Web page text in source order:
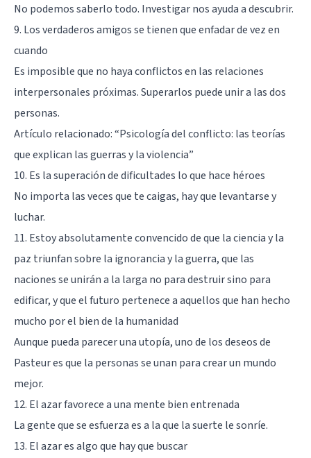
No podemos saberlo todo. Investigar nos ayuda a descubrir.
9. Los verdaderos amigos se tienen que enfadar de vez en
cuando
Es imposible que no haya conflictos en las relaciones
interpersonales próximas. Superarlos puede unir a las dos
personas.
Artículo relacionado: “Psicología del conflicto: las teorías
que explican las guerras y la violencia”
10. Es la superación de dificultades lo que hace héroes
No importa las veces que te caigas, hay que levantarse y
luchar.
11. Estoy absolutamente convencido de que la ciencia y la
paz triunfan sobre la ignorancia y la guerra, que las
naciones se unirán a la larga no para destruir sino para
edificar, y que el futuro pertenece a aquellos que han hecho
mucho por el bien de la humanidad
Aunque pueda parecer una utopía, uno de los deseos de
Pasteur es que la personas se unan para crear un mundo
mejor.
12. El azar favorece a una mente bien entrenada
La gente que se esfuerza es a la que la suerte le sonríe.
13. El azar es algo que hay que buscar